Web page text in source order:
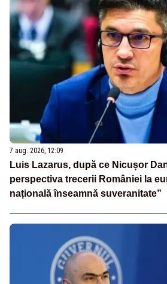
7 aug. 2026, 12:09
Luis Lazarus, după ce Nicușor
perspectiva trecerii României la
națională înseamnă suveranitate”